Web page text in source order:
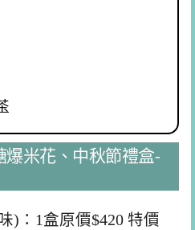
爆米花、中秋節禮盒-
)：1盒原價$420 特價